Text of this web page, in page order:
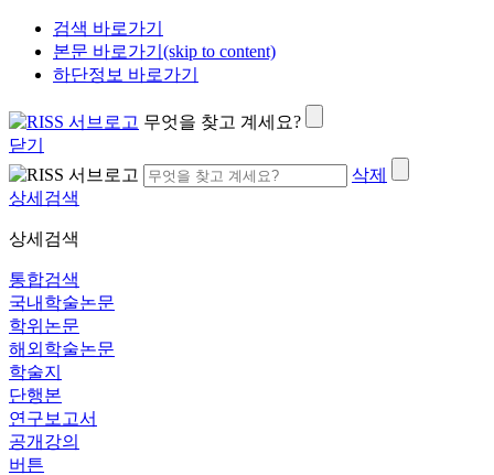
검색 바로가기
본문 바로가기(skip to content)
하단정보 바로가기
무엇을 찾고 계세요?
닫기
삭제
상세검색
상세검색
통합검색
국내학술논문
학위논문
해외학술논문
학술지
단행본
연구보고서
공개강의
버튼